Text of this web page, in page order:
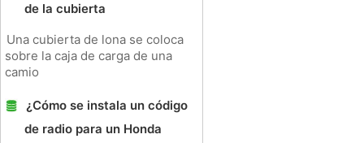
de la cubierta
Una cubierta de lona se coloca
sobre la caja de carga de una
camio
¿Cómo se instala un código
de radio para un Honda